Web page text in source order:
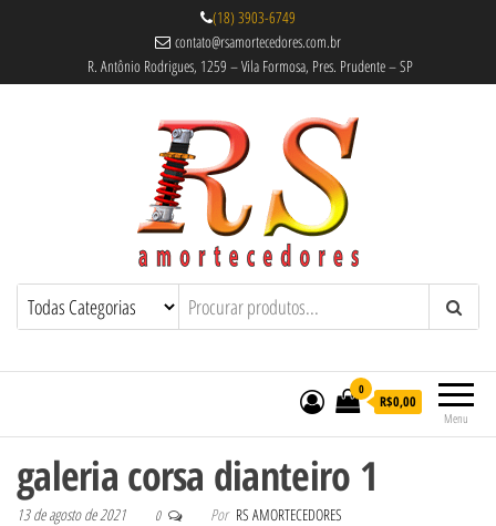
(18) 3903-6749
contato@rsamortecedores.com.br
R. Antônio Rodrigues, 1259 – Vila Formosa, Pres. Prudente – SP
Rs Amortecedores Recondicionados –
Suspensão e Molas
Amortecedores Recondicionados de
qualidade reconhecida.
Menu
0
R$0,00
galeria corsa dianteiro 1
13 de agosto de 2021 0 Por RS AMORTECEDORES